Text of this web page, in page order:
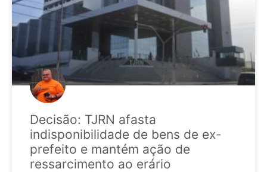
Decisão: TJRN afasta
indisponibilidade de bens de ex-
prefeito e mantém ação de
ressarcimento ao erário